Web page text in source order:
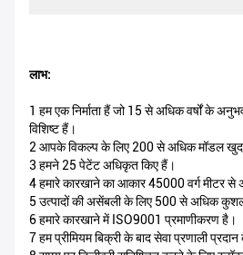
लाभ:
1 हम एक निर्माता हैं जो 15 से अधिक वर्षों के
विशिष्ट हैं।
2 आपके विकल्प के लिए 200 से अधिक मॉडल
3 हमने 25 पेटेंट अधिकृत किए हैं।
4 हमारे कारखाने का आकार 45000 वर्ग मीटर से
5 उत्पादों की असेंबली के लिए 500 से अधिक
6 हमारे कारखाने में ISO9001 प्रमाणीकरण है।
7 हम प्रीमियम बिक्री के बाद सेवा प्रणाली